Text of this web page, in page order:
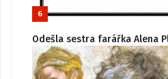
6
Odešla sestra farářka Alena